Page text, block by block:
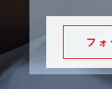
フ